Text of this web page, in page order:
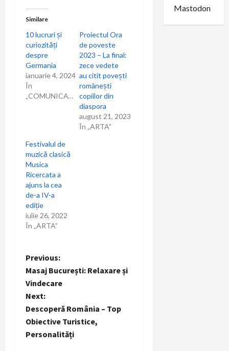
r
t
i
c
e
Similare
10 lucruri și
curiozități
despre
Germania
ianuarie 4, 2024
În
„COMUNICAT”
Proiectul Ora
de poveste
2023 – La final:
zece vedete
au citit povești
românești
copiilor din
diaspora
august 21, 2023
În „ARTA”
Festivalul de
muzică clasică
Musica
Ricercata a
ajuns la cea
de-a IV-a
ediție
iulie 26, 2022
În „ARTA”
P
o
s
t
Previous:
Masaj București: Relaxare și
Vindecare
Next:
Descoperă România – Top
Obiective Turistice,
Personalități
Mastodon